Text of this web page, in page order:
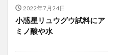
2022年7月24日
小惑星リュウグウ試料にア
ミノ酸や水